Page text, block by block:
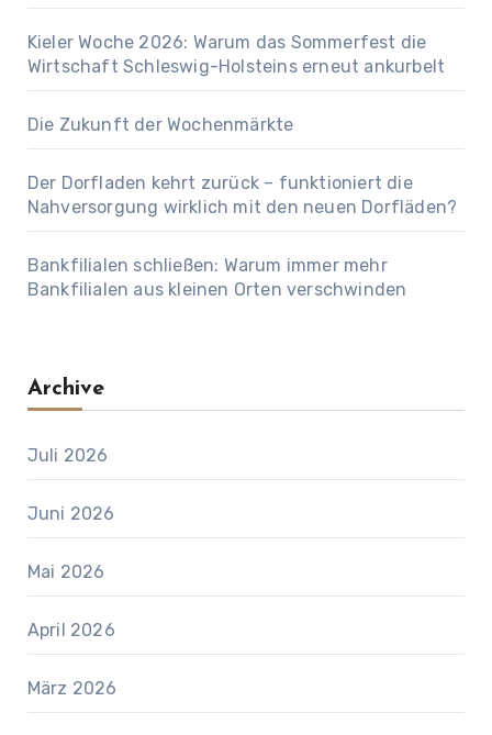
Kieler Woche 2026: Warum das Sommerfest die
Wirtschaft Schleswig-Holsteins erneut ankurbelt
Die Zukunft der Wochenmärkte
Der Dorfladen kehrt zurück – funktioniert die
Nahversorgung wirklich mit den neuen Dorfläden?
Bankfilialen schließen: Warum immer mehr
Bankfilialen aus kleinen Orten verschwinden
Archive
Juli 2026
Juni 2026
Mai 2026
April 2026
März 2026